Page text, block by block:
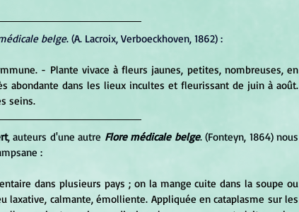
belge. (A. Lacroix, Verboeckhoven, 1862) :
- Plante vivace à fleurs jaunes, petites, nombreuses, en
abondante dans les lieux incultes et fleurissant de juin à août.
seins.
, auteurs d'une autre Flore médicale belge. (Fonteyn, 1864) nous
:
dans plusieurs pays ; on la mange cuite dans la soupe ou
laxative, calmante, émolliente. Appliquée en cataplasme sur les